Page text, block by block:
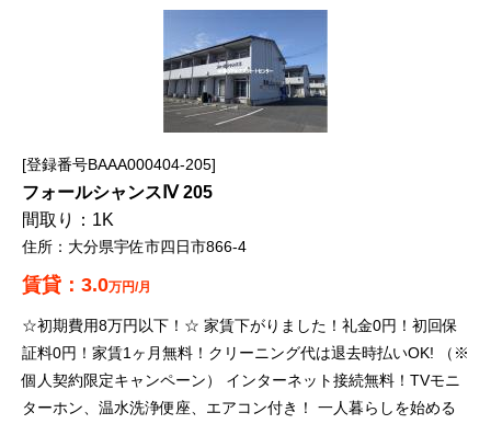
登録番号BAAA000404-205
フォールシャンスⅣ 205
1K
大分県宇佐市四日市866-4
3.0万円/月
☆初期費用8万円以下！☆ 家賃下がりました！礼金0円！初回保
証料0円！家賃1ヶ月無料！クリーニング代は退去時払いOK! （※
個人契約限定キャンペーン） インターネット接続無料！TVモニ
ターホン、温水洗浄便座、エアコン付き！ 一人暮らしを始める